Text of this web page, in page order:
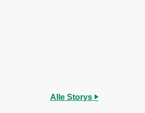
Alle Storys